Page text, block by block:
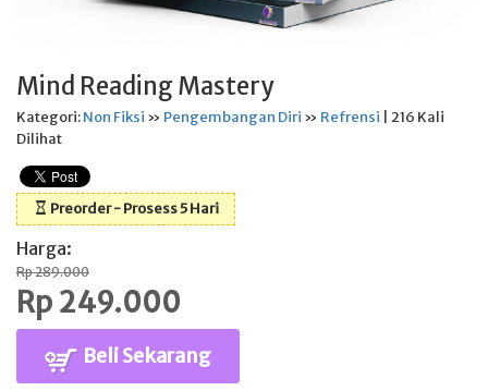
Mind Reading Mastery
Kategori:Non Fiksi » Pengembangan Diri » Refrensi | 216 Kali
Dilihat
Preorder - Prosess 5 Hari
Harga:
Rp 289.000
Rp 249.000
Beli Sekarang